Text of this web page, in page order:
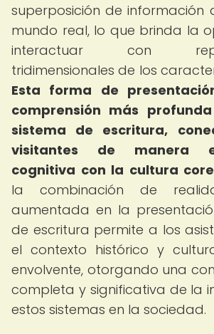
superposición de información
mundo real, lo que brinda la
interactuar con
tridimensionales de los
Esta forma de
comprensión más
sistema de escritura,
visitantes de manera
cognitiva con la cultura
la combinación de
aumentada en la
de escritura permite a los
el contexto histórico y
envolvente, otorgando una
completa y significativa de la
estos sistemas en la sociedad.